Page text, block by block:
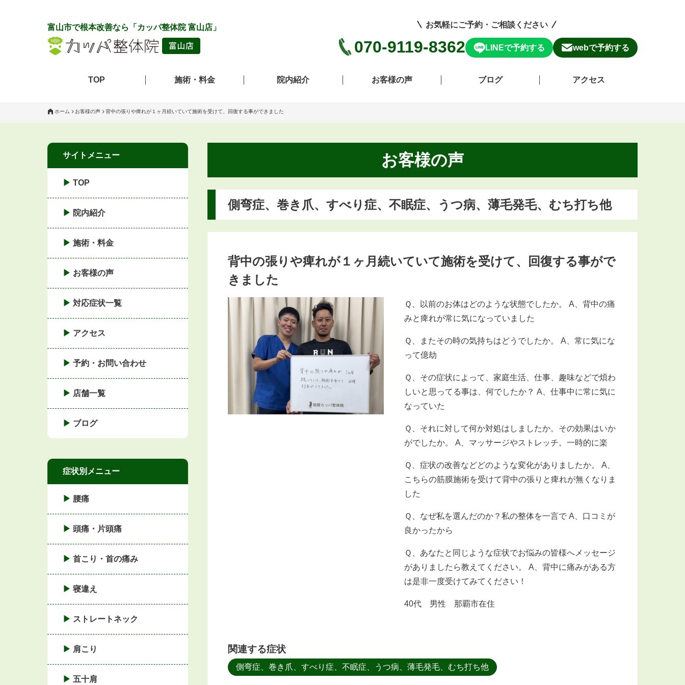
富山市で根本改善なら「カッパ整体院 富山店」 お気軽にご予約・ご相談ください
070-9119-8362 LINEで予約する webで予約する
TOP 施術・料金 院内紹介 お客様の声 ブログ アクセス
ホーム お客様の声 背中の張りや痺れが１ヶ月続いていて施術を受けて、回復する事ができました
お客様の声
側弯症、巻き爪、すべり症、不眠症、うつ病、薄毛発毛、むち打ち他
背中の張りや痺れが１ヶ月続いていて施術を受けて、回復する事がで
きました
Ｑ、以前のお体はどのような状態でしたか。 A、背中の痛
みと痺れが常に気になっていました
Ｑ、またその時の気持ちはどうでしたか。 A、常に気にな
って億劫
Ｑ、その症状によって、家庭生活、仕事、趣味などで煩わ
しいと思ってる事は、何でしたか？ A、仕事中に常に気に
なっていた
Ｑ、それに対して何か対処はしましたか。その効果はいか
がでしたか。 A、マッサージやストレッチ。一時的に楽
Ｑ、症状の改善などどのような変化がありましたか。 A、
こちらの筋膜施術を受けて背中の張りと痺れが無くなりま
した
Ｑ、なぜ私を選んだのか？私の整体を一言で A、口コミが
良かったから
Ｑ、あなたと同じような症状でお悩みの皆様へメッセージ
がありましたら教えてください。 A、背中に痛みがある方
は是非一度受けてみてください！
40代 男性 那覇市在住
関連する症状
側弯症、巻き爪、すべり症、不眠症、うつ病、薄毛発毛、むち打ち他
サイトメニュー
TOP
院内紹介
施術・料金
お客様の声
対応症状一覧
アクセス
予約・お問い合わせ
店舗一覧
ブログ
症状別メニュー
腰痛
頭痛・片頭痛
首こり・首の痛み
寝違え
ストレートネック
肩こり
五十肩